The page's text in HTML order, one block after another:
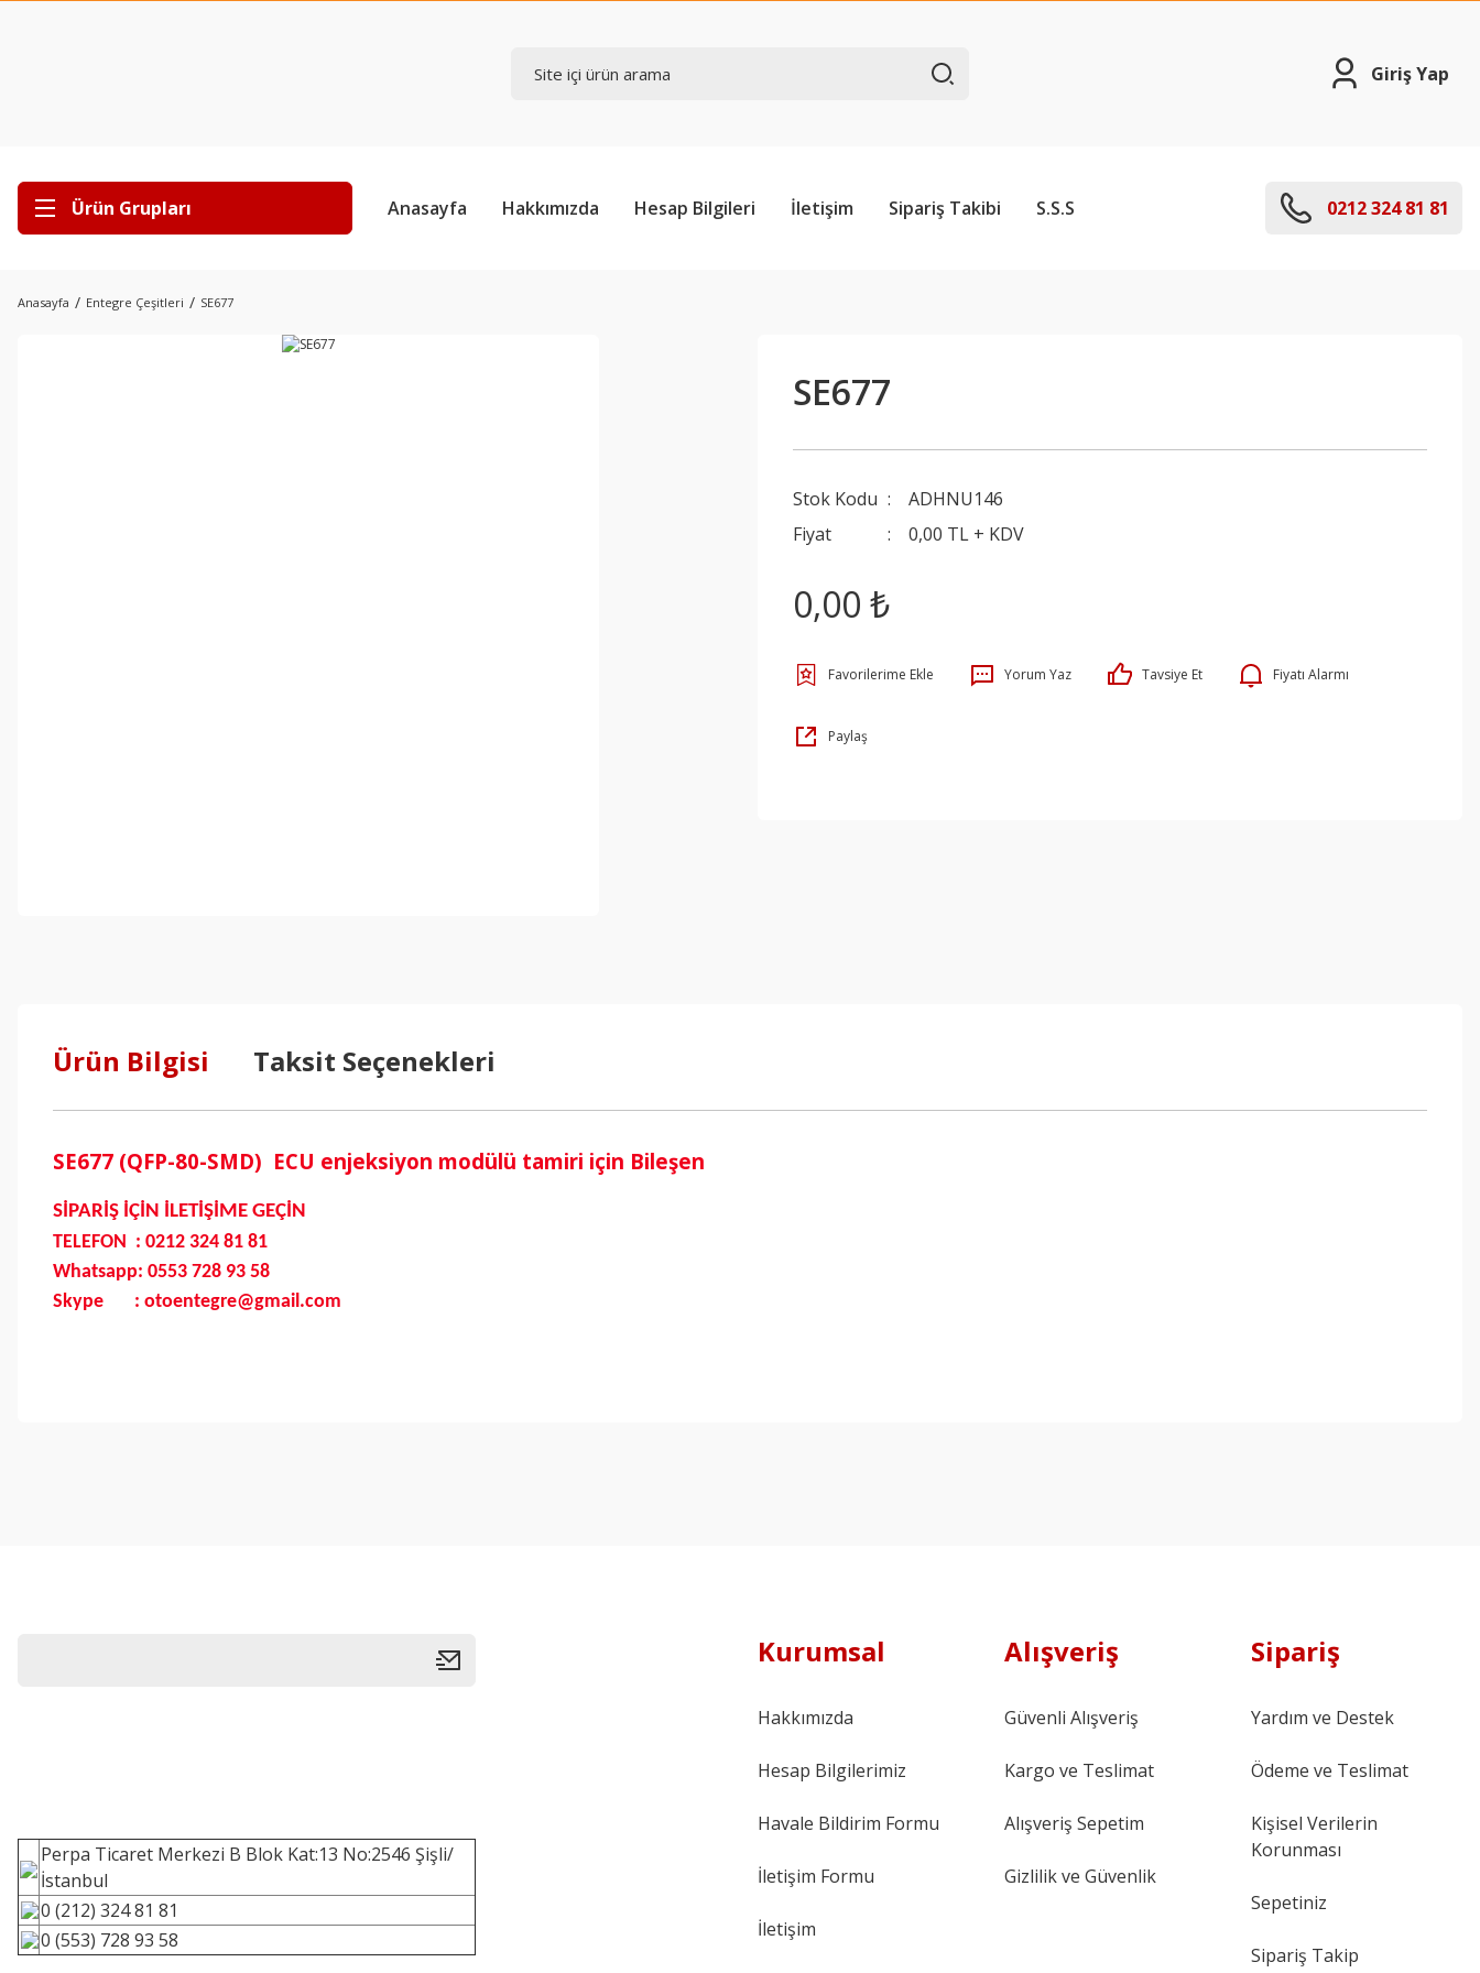
Giriş Yap
Ürün Grupları Anasayfa Hakkımızda Hesap Bilgileri İletişim Sipariş Takibi S.S.S 0212 324 81 81
Anasayfa Entegre Çeşitleri SE677
SE677
Stok Kodu
ADHNU146
Fiyat
0,00 TL + KDV
0,00 ₺
Yorum Yaz Tavsiye Et Fiyatı Alarmı
Paylaş
Ürün Bilgisi Taksit Seçenekleri
SE677 (QFP-80-SMD) ECU enjeksiyon modülü tamiri için Bileşen
SİPARİŞ İÇİN İLETİŞİME GEÇİN
TELEFON : 0212 324 81 81
Whatsapp: 0553 728 93 58
Skype : otoentegre@gmail.com
Perpa Ticaret Merkezi B Blok Kat:13 No:2546 Şişli/
İstanbul
0 (212) 324 81 81
0 (553) 728 93 58
Kurumsal
Hakkımızda
Hesap Bilgilerimiz
Havale Bildirim Formu
İletişim Formu
İletişim
Alışveriş
Güvenli Alışveriş
Kargo ve Teslimat
Alışveriş Sepetim
Gizlilik ve Güvenlik
Sipariş
Yardım ve Destek
Ödeme ve Teslimat
Kişisel Verilerin
Korunması
Sepetiniz
Sipariş Takip